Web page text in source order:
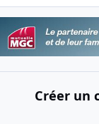
Créer un